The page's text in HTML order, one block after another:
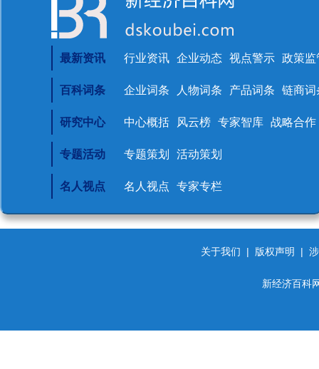
最新资讯 行业资讯 企业动态 视点警示 政策监
百科词条 企业词条 人物词条 产品词条 链商词
研究中心 中心概括 风云榜 专家智库 战略合作
专题活动 专题策划 活动策划
名人视点 名人视点 专家专栏
关于我们 | 版权声明 |
新经济百科